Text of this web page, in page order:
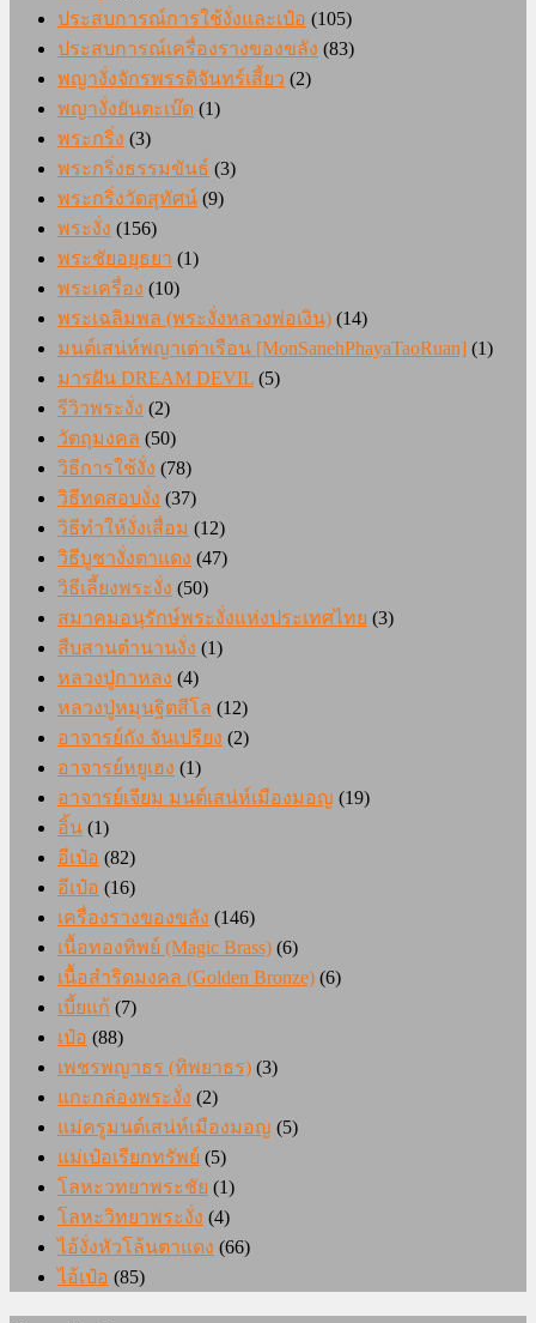
ประสบการณ์การใช้งั่งและเป๋อ (105)
ประสบการณ์เครื่องรางของขลัง (83)
พญางั่งจักรพรรดิจันทร์เสี้ยว (2)
พญางั่งยันตะเบ๊ด (1)
พระกริ่ง (3)
พระกริ่งธรรมขันธ์ (3)
พระกริ่งวัดสุทัศน์ (9)
พระงั่ง (156)
พระชัยอยุธยา (1)
พระเครื่อง (10)
พระเฉลิมพล (พระงั่งหลวงพ่อเงิน) (14)
มนต์เสน่ห์พญาเต่าเรือน [MonSanehPhayaTaoRuan] (1)
มารฝัน DREAM DEVIL (5)
รีวิวพระงั่ง (2)
วัตถุมงคล (50)
วิธีการใช้งั่ง (78)
วิธีทดสอบงั่ง (37)
วิธีทำให้งั่งเสื่อม (12)
วิธีบูชางั่งตาแดง (47)
วิธีเลี้ยงพระงั่ง (50)
สมาคมอนุรักษ์พระงั่งแห่งประเทศไทย (3)
สืบสานตำนานงั่ง (1)
หลวงปู่กาหลง (4)
หลวงปู่หมุนฐิตสีโล (12)
อาจารย์ถัง จันเปรียง (2)
อาจารย์หยูเฮง (1)
อาจารย์เจียม มนต์เสน่ห์เมืองมอญ (19)
อิ้น (1)
อีเป๋อ (82)
อีเป๋อ (16)
เครื่องรางของขลัง (146)
เนื้อทองทิพย์ (Magic Brass) (6)
เนื้อสำริดมงคล (Golden Bronze) (6)
เบี้ยแก้ (7)
เป๋อ (88)
เพชรพญาธร (ทิพยาธร) (3)
แกะกล่องพระงั่ง (2)
แม่ครูมนต์เสน่ห์เมืองมอญ (5)
แม่เป๋อเรียกทรัพย์ (5)
โลหะวทยาพระชัย (1)
โลหะวิทยาพระงั่ง (4)
ไอ้งั่งหัวโล้นตาแดง (66)
ไอ้เป๋อ (85)